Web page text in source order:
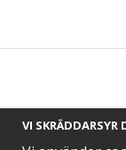
VI SKRÄDDARSYR